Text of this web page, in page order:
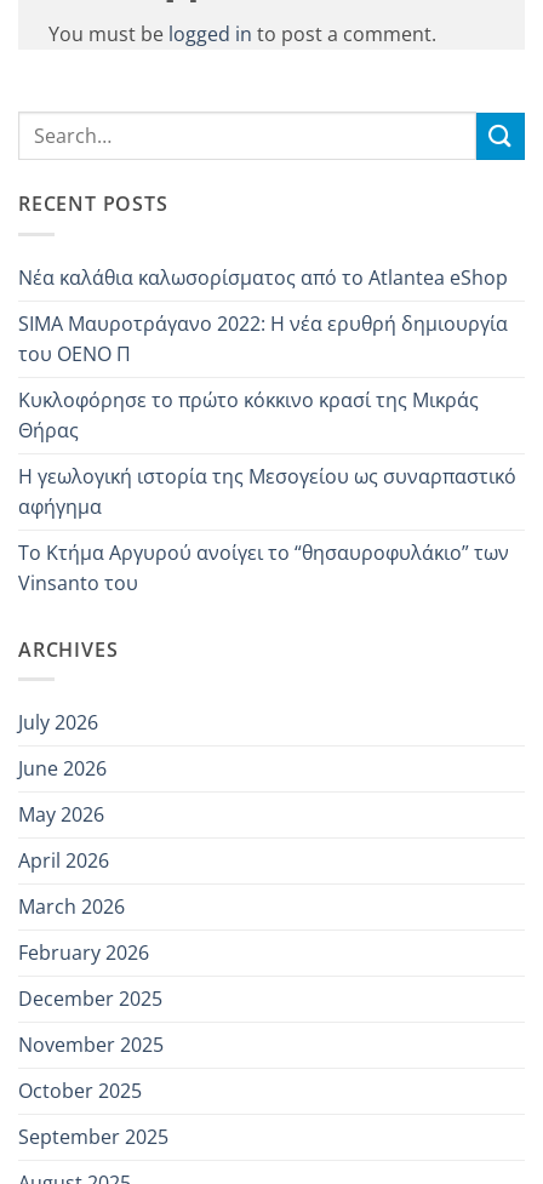
You must be logged in to post a comment.
RECENT POSTS
Νέα καλάθια καλωσορίσματος από το Atlantea eShop
SIMA Mαυροτράγανo 2022: Η νέα ερυθρή δημιουργία
του OENO Π
Κυκλοφόρησε το πρώτο κόκκινο κρασί της Μικράς
Θήρας
Η γεωλογική ιστορία της Μεσογείου ως συναρπαστικό
αφήγημα
Το Κτήμα Αργυρού ανοίγει το “θησαυροφυλάκιο” των
Vinsanto του
ARCHIVES
July 2026
June 2026
May 2026
April 2026
March 2026
February 2026
December 2025
November 2025
October 2025
September 2025